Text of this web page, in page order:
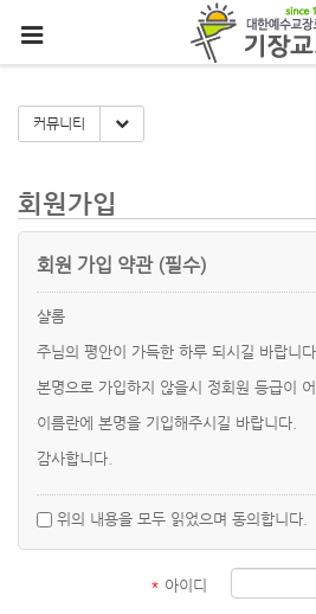
커뮤니티 Toggle Dropdown
회원가입
회원 가입 약관 (필수)
샬롬
주님의 평안이 가득한 하루 되시길 바랍니다.
본명으로 가입하지 않을시 정회원 등급이 어
이름란에 본명을 기입해주시길 바랍니다.
감사합니다.
위의 내용을 모두 읽었으며 동의합니다.
* 아이디